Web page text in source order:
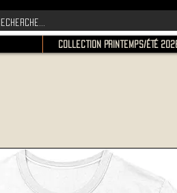
Collection Printemps/Été